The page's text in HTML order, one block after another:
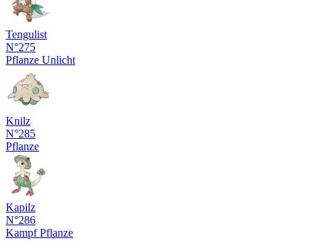
Tengulist
N°275
Pflanze Unlicht
Knilz
N°285
Pflanze
Kapilz
N°286
KampfPflanze